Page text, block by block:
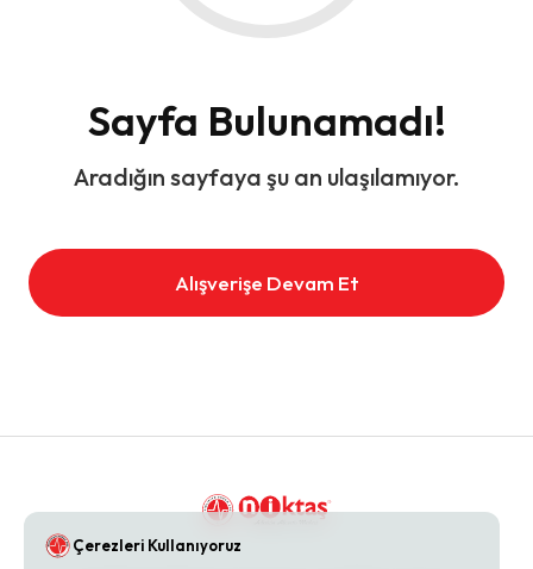
Sayfa Bulunamadı!
Aradığın sayfaya şu an ulaşılamıyor.
Alışverişe Devam Et
Çerezleri Kullanıyoruz